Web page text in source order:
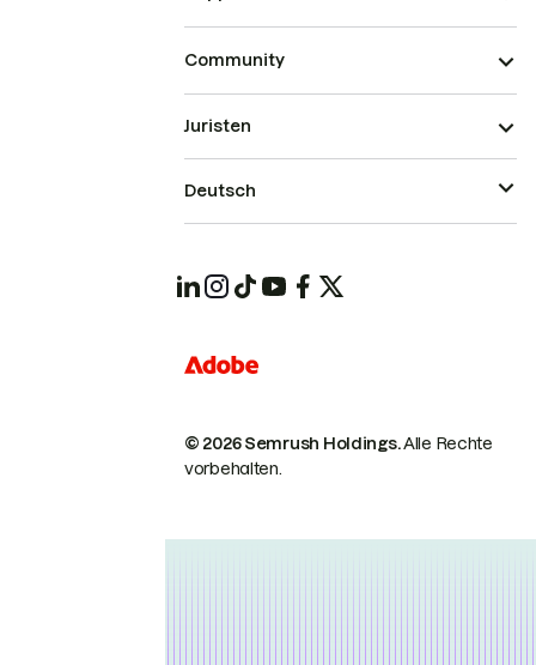
Community
© 2026 Semrush Holdings.Alle Rechte
vorbehalten.
Juristen
Deutsch